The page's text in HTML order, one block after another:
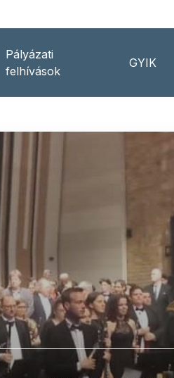
Pályázati
felhívások
GYIK